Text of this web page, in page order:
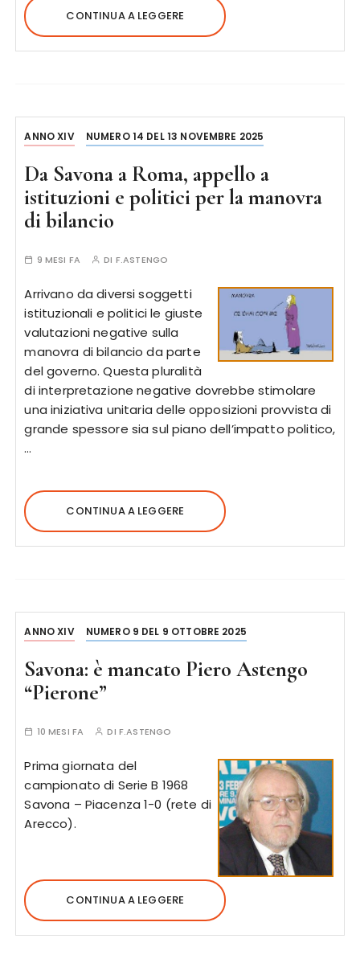
CONTINUA A LEGGERE
ANNO XIV NUMERO 14 DEL 13 NOVEMBRE 2025
Da Savona a Roma, appello a
istituzioni e politici per la manovra
di bilancio
9 MESI FA DI F.ASTENGO
Arrivano da diversi soggetti
istituzionali e politici le giuste
valutazioni negative sulla
manovra di bilancio da parte
del governo. Questa pluralità
di interpretazione negative dovrebbe stimolare
una iniziativa unitaria delle opposizioni provvista di
grande spessore sia sul piano dell’impatto politico,
…
CONTINUA A LEGGERE
ANNO XIV NUMERO 9 DEL 9 OTTOBRE 2025
Savona: è mancato Piero Astengo
“Pierone”
10 MESI FA DI F.ASTENGO
Prima giornata del
campionato di Serie B 1968
Savona – Piacenza 1-0 (rete di
Arecco).
CONTINUA A LEGGERE